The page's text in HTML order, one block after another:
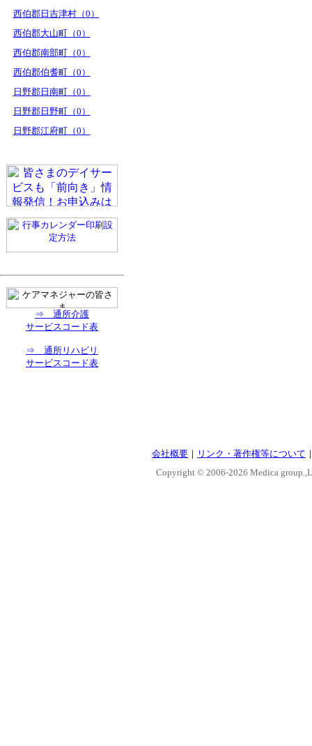
西伯郡日吉津村（0）
西伯郡大山町（0）
西伯郡南部町（0）
西伯郡伯耆町（0）
日野郡日南町（0）
日野郡日野町（0）
日野郡江府町（0）
⇒ 通所介護
サービスコード表
⇒ 通所リハビリ
サービスコード表
会社概要 ｜ リンク・著作権等について
Copyright © 2006-2026 Medica